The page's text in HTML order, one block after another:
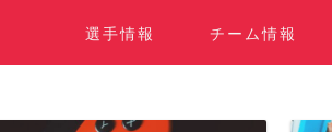
選手情報 チーム情報